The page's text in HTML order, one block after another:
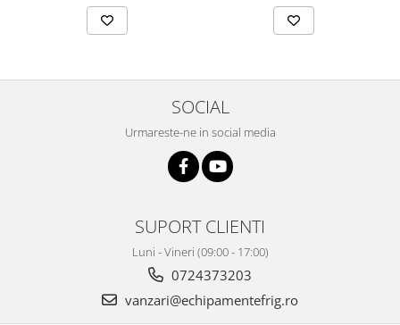
SOCIAL
Urmareste-ne in social media
SUPORT CLIENTI
Luni - Vineri (09:00 - 17:00)
0724373203
vanzari@echipamentefrig.ro